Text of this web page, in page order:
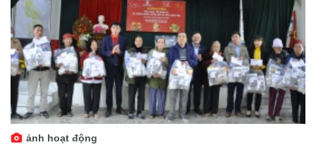
ảnh hoạt động